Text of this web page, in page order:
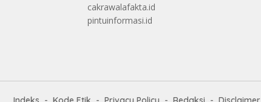
cakrawalafakta.id
pintuinformasi.id